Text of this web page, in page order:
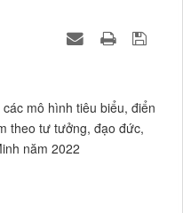
mô hình tiêu biểu, điển
theo tư tưởng, đạo đức,
năm 2022